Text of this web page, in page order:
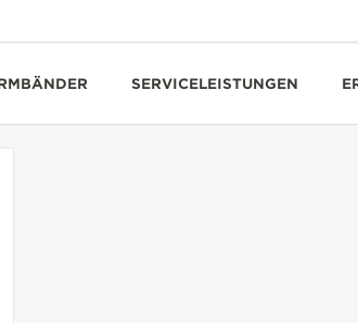
SERVICELEISTUNGEN